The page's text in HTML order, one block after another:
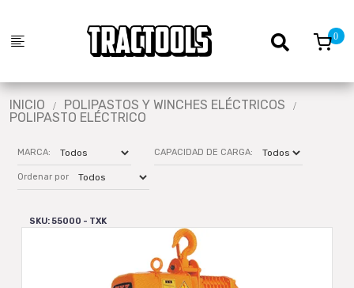
INICIO
POLIPASTOS Y WINCHES ELÉCTRICOS
POLIPASTO ELÉCTRICO
MARCA: CAPACIDAD DE CARGA:
Ordenar por
SKU: 55000 - TXK